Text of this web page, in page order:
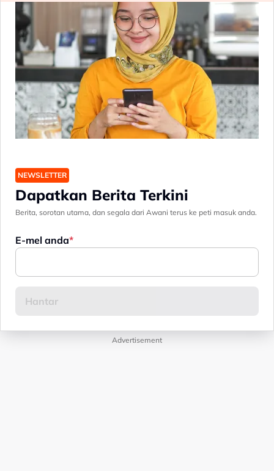
NEWSLETTER
Dapatkan Berita Terkini
Berita, sorotan utama, dan segala dari Awani terus ke peti masuk anda.
E-mel anda
Advertisement